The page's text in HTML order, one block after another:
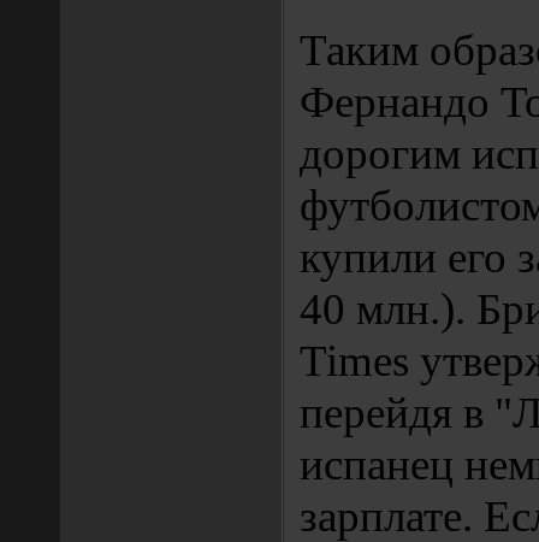
Таким
Фернандо
дорогим
купили его
40 млн.).
Times
перейдя в
испанец
зарплате.